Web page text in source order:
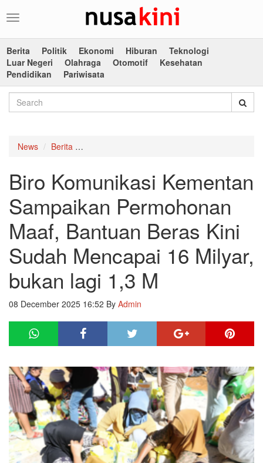
Toggle
Berita
Politik Ekonomi Hiburan
Teknologi
Luar Negeri
Olahraga Otomotif
Kesehatan
Pendidikan
Pariwisata
News Berita
Biro Komunikasi Kementan
Sampaikan Permohonan
Maaf, Bantuan Beras Kini
Sudah Mencapai 16 Milyar,
bukan lagi 1,3 M
08 December 2025 16:52 By Admin